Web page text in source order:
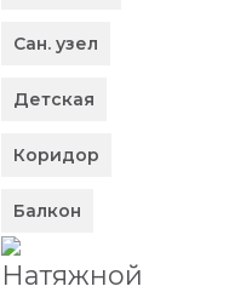
Сан. узел
Детская
Коридор
Балкон
Натяжной